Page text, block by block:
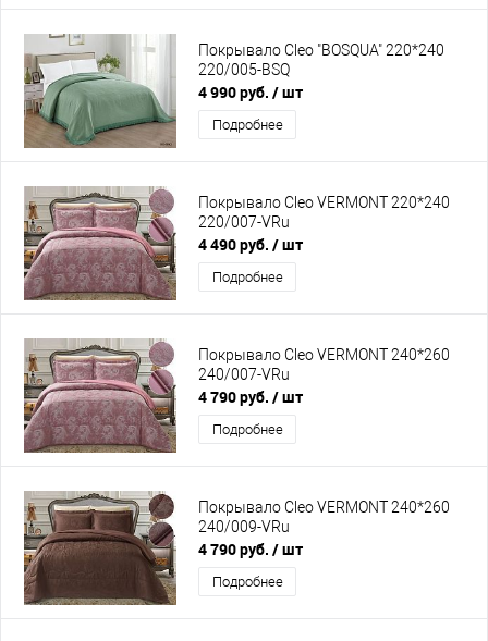
Покрывало Cleo "BOSQUA" 220*240
220/005-BSQ
4 990 руб. / шт
Подробнее
Покрывало Cleo VERMONT 220*240
220/007-VRu
4 490 руб. / шт
Подробнее
Покрывало Cleo VERMONT 240*260
240/007-VRu
4 790 руб. / шт
Подробнее
Покрывало Cleo VERMONT 240*260
240/009-VRu
4 790 руб. / шт
Подробнее